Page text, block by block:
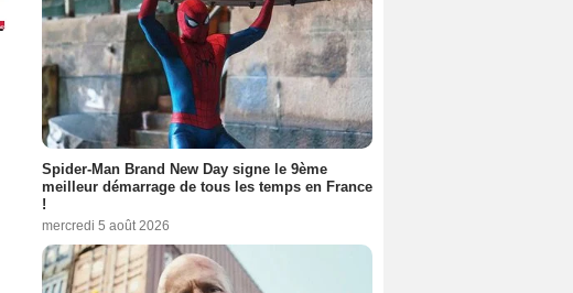
Spider-Man Brand New Day signe le 9ème
meilleur démarrage de tous les temps en France
!
mercredi 5 août 2026